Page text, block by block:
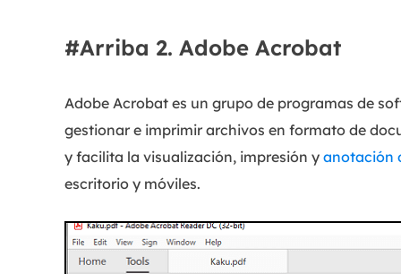
#Arriba 2. Adobe Acrobat
Adobe Acrobat es un grupo de programas de
gestionar e imprimir archivos en formato de
y facilita la visualización, impresión y anotación
escritorio y móviles.